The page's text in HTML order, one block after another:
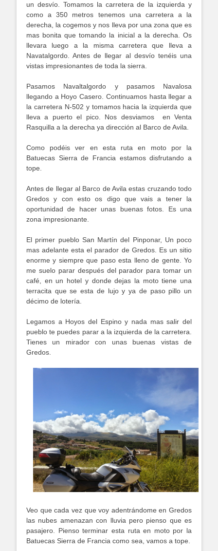
un desvío. Tomamos la carretera de la izquierda y
como a 350 metros tenemos una carretera a la
derecha, la cogemos y nos lleva por una zona que es
mas bonita que tomando la inicial a la derecha. Os
llevara luego a la misma carretera que lleva a
Navatalgordo. Antes de llegar al desvío tenéis una
vistas impresionantes de toda la sierra.
Pasamos Navaltalgordo y pasamos Navalosa
llegando a Hoyo Casero. Continuamos hasta llegar a
la carretera N-502 y tomamos hacia la izquierda que
lleva a puerto el pico. Nos desviamos en Venta
Rasquilla a la derecha ya dirección al Barco de Avila.
Como podéis ver en esta ruta en moto por la
Batuecas Sierra de Francia estamos disfrutando a
tope.
Antes de llegar al Barco de Avila estas cruzando todo
Gredos y con esto os digo que vais a tener la
oportunidad de hacer unas buenas fotos. Es una
zona impresionante.
El primer pueblo San Martín del Pinponar, Un poco
mas adelante esta el parador de Gredos. Es un sitio
enorme y siempre que paso esta lleno de gente. Yo
me suelo parar después del parador para tomar un
café, en un hotel y donde dejas la moto tiene una
terracita que se esta de lujo y ya de paso pillo un
décimo de lotería.
Legamos a Hoyos del Espino y nada mas salir del
pueblo te puedes parar a la izquierda de la carretera.
Tienes un mirador con unas buenas vistas de
Gredos.
Veo que cada vez que voy adentrándome en Gredos
las nubes amenazan con lluvia pero pienso que es
pasajero. Pienso terminar esta ruta en moto por la
Batuecas Sierra de Francia como sea, vamos a tope.